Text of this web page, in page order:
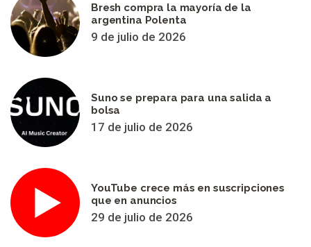
Bresh compra la mayoría de la
argentina Polenta
9 de julio de 2026
Suno se prepara para una salida a
bolsa
17 de julio de 2026
YouTube crece más en suscripciones
que en anuncios
29 de julio de 2026